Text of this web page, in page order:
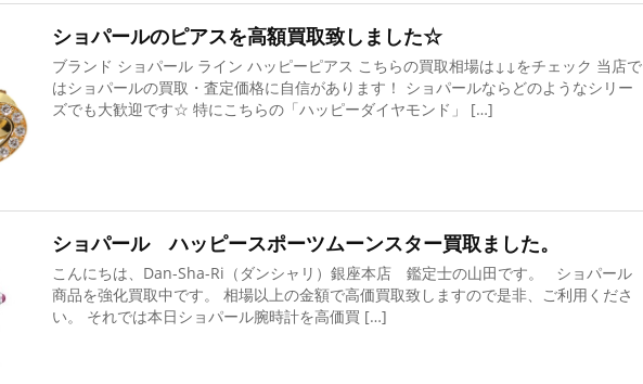
ショパールのピアスを高額買取致しました☆
ブランド ショパール ライン ハッピーピアス こちらの買取相場は↓↓をチェック 当店で
はショパールの買取・査定価格に自信があります！ ショパールならどのようなシリー
ズでも大歓迎です☆ 特にこちらの「ハッピーダイヤモンド」 […]
ショパール ハッピースポーツムーンスター買取ました。
こんにちは、Dan-Sha-Ri（ダンシャリ）銀座本店 鑑定士の山田です。 ショパール
商品を強化買取中です。 相場以上の金額で高価買取致しますので是非、ご利用くださ
い。 それでは本日ショパール腕時計を高価買 […]